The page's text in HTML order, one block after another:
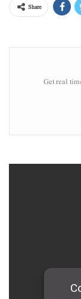
Share
Get real